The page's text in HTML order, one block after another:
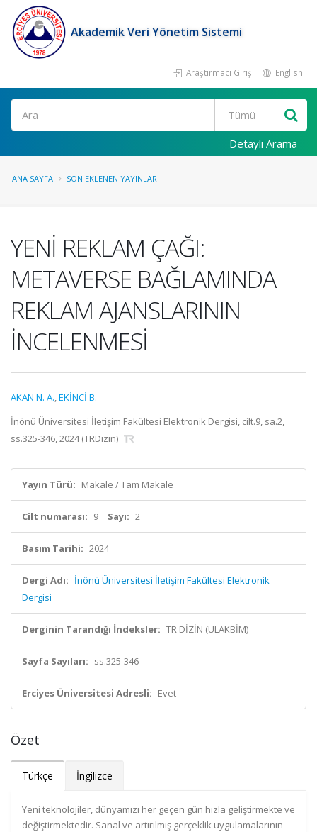
Akademik Veri Yönetim Sistemi
Araştırmacı Girişi English
Ara
Detaylı Arama
ANA SAYFA SON EKLENEN YAYINLAR
YENİ REKLAM ÇAĞI:
METAVERSE BAĞLAMINDA
REKLAM AJANSLARININ
İNCELENMESİ
AKAN N. A.,EKİNCİ B.
İnönü Üniversitesi İletişim Fakültesi Elektronik Dergisi, cilt.9, sa.2,
ss.325-346, 2024 (TRDizin)
Yayın Türü: Makale / Tam Makale
Cilt numarası: 9 Sayı: 2
Basım Tarihi: 2024
Dergi Adı: İnönü Üniversitesi İletişim Fakültesi Elektronik
Dergisi
Derginin Tarandığı İndeksler: TR DİZİN (ULAKBİM)
Sayfa Sayıları: ss.325-346
Erciyes Üniversitesi Adresli: Evet
Özet
Türkçe İngilizce
Yeni teknolojiler, dünyamızı her geçen gün hızla geliştirmekte ve
değiştirmektedir. Sanal ve artırılmış gerçeklik uygulamalarının